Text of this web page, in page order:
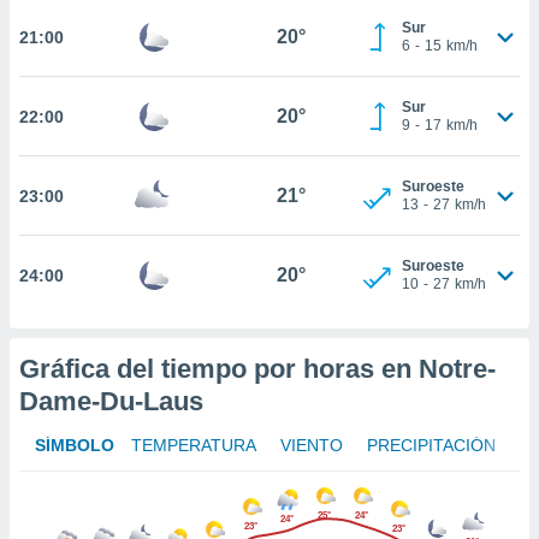
únicos
este sitio
de
en
interés
Para
datos
21:00 20°
Sur
6 - 15 km/h
22:00 20°
Sur
9 - 17 km/h
23:00 21°
Suroeste
13 - 27 km/h
24:00 20°
Suroeste
10 - 27 km/h
Gráfica del tiempo por horas en Notre-
Dame-Du-Laus
SÍMBOLO TEMPERATURA VIENTO PRECIPITACIÓN
23°
24° 25°
24°
23°